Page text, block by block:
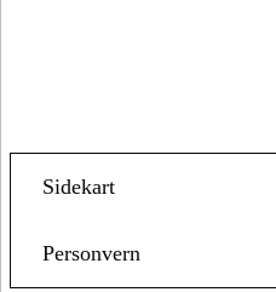
Sidekart
Personvern